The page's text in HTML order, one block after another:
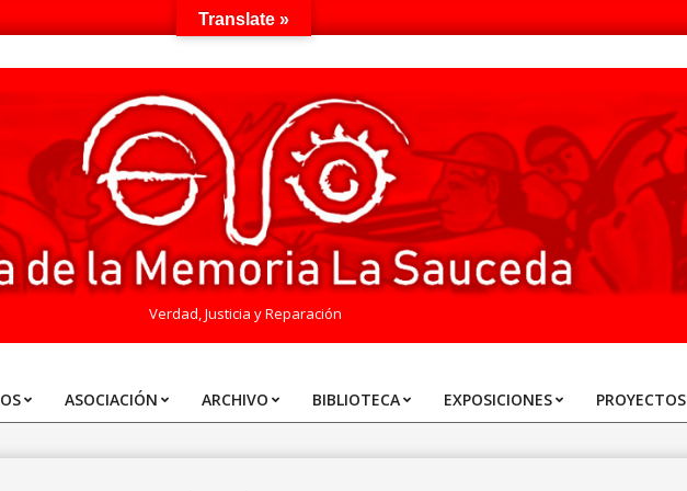
Verdad, Justicia y Reparación
ASOCIACIÓN ARCHIVO BIBLIOTECA EXPOSICIONES PROYECTOS
Translate »